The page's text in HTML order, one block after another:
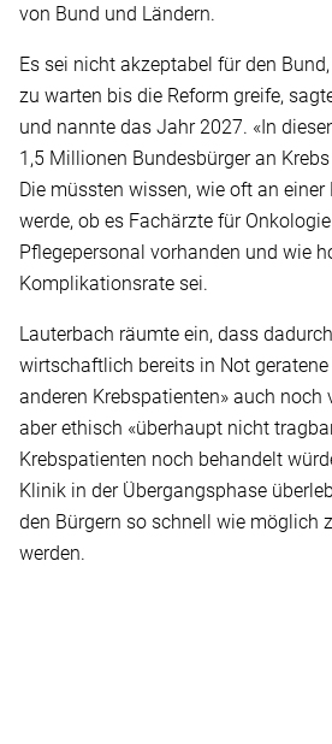
von Bund und Ländern.
Es sei nicht akzeptabel für den
zu warten bis die Reform greife,
und nannte das Jahr 2027. «In
1,5 Millionen Bundesbürger an Krebs
Die müssten wissen, wie oft an
werde, ob es Fachärzte für
Pflegepersonal vorhanden und wie
Komplikationsrate sei.
Lauterbach räumte ein, dass
wirtschaftlich bereits in Not
anderen Krebspatienten» auch noch
aber ethisch «überhaupt nicht
Krebspatienten noch behandelt
Klinik in der Übergangsphase
den Bürgern so schnell wie möglich
werden.